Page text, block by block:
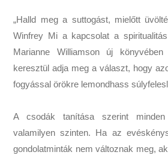
„Halld meg a suttogást, mielőtt
Winfrey Mi a kapcsolat a
Marianne Williamson új
keresztül adja meg a választ, hogy
fogyással örökre lemondhass
A csodák tanítása szerint
valamilyen szinten. Ha az
gondolatminták nem változnak meg,